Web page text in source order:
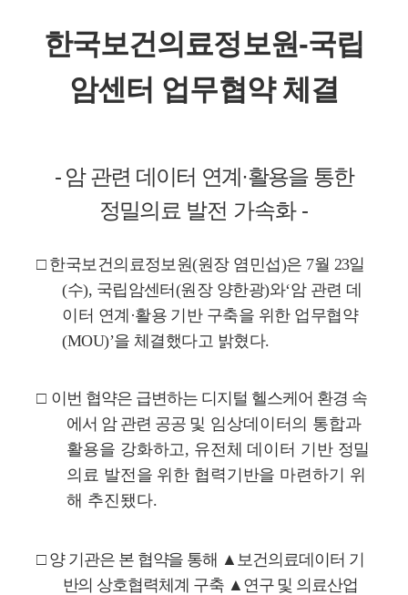
Information
Service
한국보건의료정보원-국립
암센터 업무협약 체결
- 암 관련 데이터 연계 ·활용을 통한
정밀의료 발전 가속화 -
□ 한국보건의료정보원(원장 염민섭)은 7월 23일
(수), 국립암센터 (원장 양한광)와‘암 관련 데
이터 연계 ·활용 기반 구축을 위한 업무협약
(MOU)’을 체결했다고 밝혔다.
□ 이번 협약은 급변하는 디지털 헬스케어 환경 속
에서 암 관련 공공 및 임상데이터의 통합과
활용을 강화하고 , 유전체 데이터 기반 정밀
의료 발전을 위한 협력기반을 마련하기 위
해 추진됐다.
□ 양 기관은 본 협약을 통해 ▲ 보건의료데이터 기
반의 상호협력체계 구축 ▲ 연구 및 의료산업